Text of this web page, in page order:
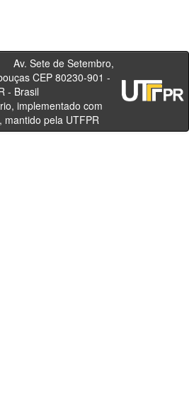
de Setembro,
CEP 80230-901 -
- PR - Brasil
implementado com
mantido pela UTFPR